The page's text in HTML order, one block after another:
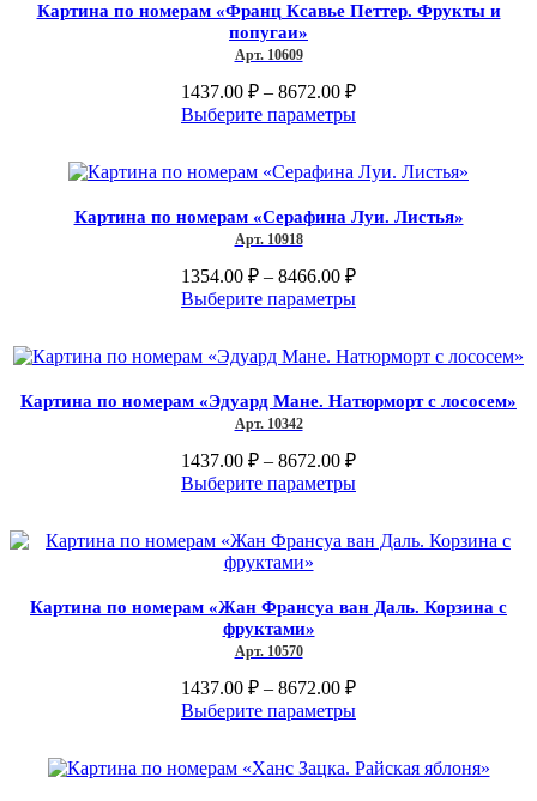
Картина по номерам «Франц Ксавье Петтер. Фрукты и
попугаи»
Арт. 10609
1437.00 ₽ – 8672.00 ₽Диапазон
цен:
8672.00 ₽
Выберите параметрыЭтот
несколько
Опции
странице
Картина по номерам «Серафина Луи. Листья»
Арт. 10918
1354.00 ₽ – 8466.00 ₽Диапазон
цен:
8466.00 ₽
Выберите параметрыЭтот
несколько
Опции
странице
Картина по номерам «Эдуард Мане. Натюрморт с лососем»
Арт. 10342
1437.00 ₽ – 8672.00 ₽Диапазон
цен:
8672.00 ₽
Выберите параметрыЭтот
несколько
можно
Картина по номерам «Жан Франсуа ван Даль. Корзина с
фруктами»
Арт. 10570
1437.00 ₽ – 8672.00 ₽Диапазон
цен:
8672.00 ₽
Выберите параметрыЭтот
несколько